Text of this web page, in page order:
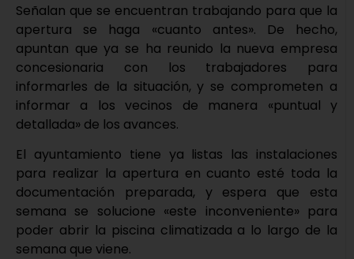
Señalan que se encuentran trabajando para que la
apertura se haga «cuanto antes». De hecho,
apuntan que ya se ha reunido la nueva empresa
concesionaria con los trabajadores para
informarles de la situación, y se comprometen a
informar a los vecinos de manera «puntual y
detallada» de los avances.
El ayuntamiento tiene ya listas las instalaciones
para realizar la apertura en cuanto esté toda la
documentación preparada, y espera que esta
semana se solucione «este inconveniente» para
poder abrir la piscina climatizada a lo largo de la
semana que viene.